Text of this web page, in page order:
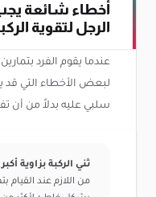
أخطاء شائعة يجب
الرجل لتقوية
عندما يقوم الفرد
لبعض الأخطاء التي قد
سلبي عليه بدلاً من أن
ثني الركبة بزاوية
من اللازم عند القيام